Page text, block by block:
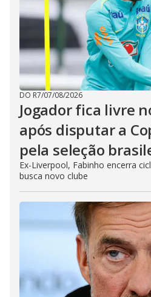
DO R7/07/08/2026
Jogador fica livre
após disputar a
pela seleção
Ex-Liverpool, Fabinho encerra
busca novo clube